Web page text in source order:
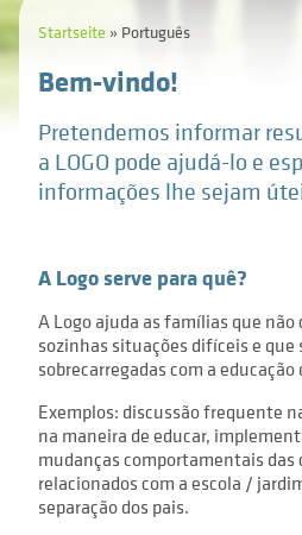
Beratung bei strittiger
Systemische Diagnostik
Soziale Gruppenarbeit
Präventive Angebote und
Presseberichte
Kontakt
Häufig gestellte Fragen
Kontakt
Tel. 0221 16 80 76 - 0
Startseite Português
Bem-vindo!
Pretendemos informar
a LOGO pode ajudá-lo e
informações lhe sejam
A Logo serve para quê?
A Logo ajuda as famílias que
sozinhas situações difíceis e que
sobrecarregadas com a
Exemplos: discussão frequente
na maneira de educar,
mudanças comportamentais das
relacionados com a escola /
separação dos pais.